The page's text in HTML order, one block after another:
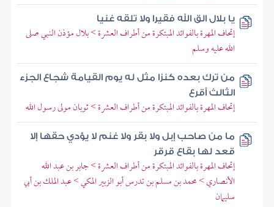
يا بلال الق الله فقيرا ولا تلقه غنيا
إتحاف المهرة بالفوائد المبتكرة من أطراف العشرة > بلال مؤذن النبي صلى
الله عليه وسلم
من ترك بعده كنزا مثل له يوم القيامة شجاع الجزء
الثالث أقرع
إتحاف المهرة بالفوائد المبتكرة من أطراف العشرة > ثوبان مولى رسول الله
ما من صاحب إبل ولا بقر ولا غنم لا يؤدي حقها إلا
قعد لها بقاع قرقر
إتحاف المهرة بالفوائد المبتكرة من أطراف العشرة > جابر بن عبد الله
الأنصاري > محمد بن مسلم بن تدرس أبو الزبير المكي > عبد الملك بن أبي
سليمان